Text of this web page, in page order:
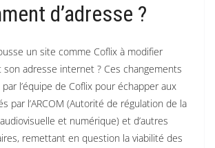
d’adresse ?
un site comme Coflix à modifier
adresse internet ? Ces changements
l’équipe de Coflix pour échapper aux
par l’ARCOM (Autorité de régulation de la
et numérique) et d’autres
remettant en question la viabilité des